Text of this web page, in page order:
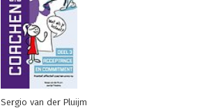
Sergio van der Pluijm